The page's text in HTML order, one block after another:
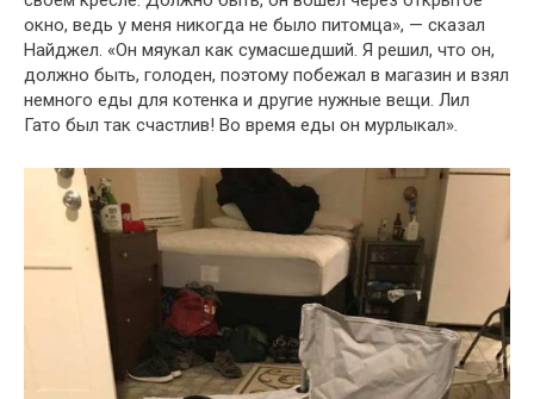
окно, ведь у меня никогда не было питомца», — сказал
Найджел. «Он мяукал как сумасшедший. Я решил, что он,
должно быть, голоден, поэтому побежал в магазин и взял
немного еды для котенка и другие нужные вещи. Лил
Гато был так счастлив! Во время еды он мурлыкал».